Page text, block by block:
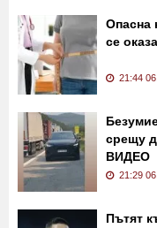
Опасна
се
21:44
срещу
ВИДЕО
21:29
Пътят